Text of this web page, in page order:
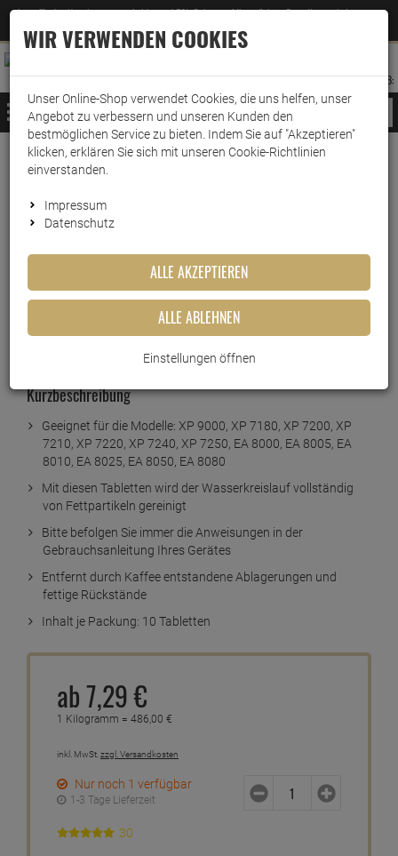
Jetzt für den Newsletter entscheiden und 5% Rabatt auf Ihre nächste Bestellung erhalten
–Zum Newsletter
ANMELDEN
AUFKLAPPEN
MERKZETTEL
WARENKORB:
MENÜ
Weiter einkaufen www.wark24.de
Küche & Haushalt
Kaffeemaschinenzubehör
Krups Reinigungstabletten XS
3000
Kurzbeschreibung
Geeignet für die Modelle: XP 9000, XP 7180, XP 7200, XP
7210, XP 7220, XP 7240, XP 7250, EA 8000, EA 8005, EA
8010, EA 8025, EA 8050, EA 8080
Mit diesen Tabletten wird der Wasserkreislauf vollständig
von Fettpartikeln gereinigt
Bitte befolgen Sie immer die Anweisungen in der
Gebrauchsanleitung Ihres Gerätes
Entfernt durch Kaffee entstandene Ablagerungen und
fettige Rückstände
Inhalt je Packung: 10 Tabletten
ab7,29€
1 Kilogramm = 486,00 €
inkl. MwSt.zzgl. Versandkosten
Nur noch 1 verfügbar
1-3 Tage Lieferzeit
30
WIR VERWENDEN COOKIES
Unser Online-Shop verwendet Cookies, die uns helfen, unser
Angebot zu verbessern und unseren Kunden den
bestmöglichen Service zu bieten. Indem Sie auf "Akzeptieren"
klicken, erklären Sie sich mit unseren Cookie-Richtlinien
einverstanden.
Impressum
Datenschutz
ALLE AKZEPTIEREN
ALLE ABLEHNEN
Einstellungen öffnen